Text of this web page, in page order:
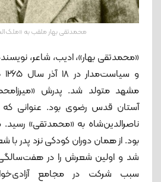
محمدتقی بهار ملقب به
«محمدتقی بهار»، ادیب، شاعر، نویسنده،
مشهد متولد شد. پدرش
آستان قدس رضوی بود. عنوانی که
ناصرالدین‌شاه به «محمدتقی»
بود. از همان دوران کودکی نزد پدر با
شد و اولین شعرش را در
سبب شرکت در مجامع